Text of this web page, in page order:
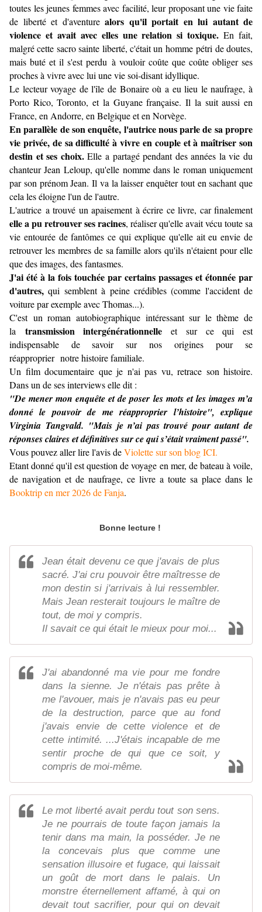
toutes les jeunes femmes avec facilité, leur proposant une vie faite
de liberté et d'aventurealors qu'il portait en lui autant de
violence et avait avec elles une relation si toxique. En fait,
malgré cette sacro sainte liberté, c'était un homme pétri de doutes,
mais buté et il s'est perdu à vouloir coûte que coûte obliger ses
proches à vivre avec lui une vie soi-disant idyllique.
Le lecteur voyage de l'île de Bonaire où a eu lieu le naufrage, à
Porto Rico, Toronto, et la Guyane française. Il la suit aussi en
France, en Andorre, en Belgique et en Norvège.
En parallèle de son enquête, l'autrice nous parle de sa propre
vie privée, de sa difficulté à vivre en couple et à maîtriser son
destin et ses choix.Elle a partagé pendant des années la vie du
chanteur Jean Leloup, qu'elle nomme dans le roman uniquement
par son prénom Jean. Il va la laisser enquêter tout en sachant que
cela les éloigne l'un de l'autre.
L'autrice a trouvé un apaisement à écrire ce livre, car finalement
elle a pu retrouver ses racines, réaliser qu'elle avait vécu toute sa
vie entourée de fantômes ce qui explique qu'elle ait eu envie de
retrouver les membres de sa famille alors qu'ils n'étaient pour elle
que des images, des fantasmes.
J'ai été à la fois touchée par certains passages et étonnée par
d'autres, qui semblent à peine crédibles (comme l'accident de
voiture par exemple avec Thomas...).
C'est un roman autobiographique intéressant sur le thème de
la transmission intergénérationnelle et sur ce qui est
indispensable de savoir sur nos origines pour se
réapproprier notre histoire familiale.
Un film documentaire que je n'ai pas vu, retrace son histoire.
Dans un de ses interviews elle dit :
"De mener mon enquête et de poser les mots et les images m’a
donné le pouvoir de me réapproprier l’histoire", explique
Virginia Tangvald. "Mais je n’ai pas trouvé pour autant de
réponses claires et définitives sur ce qui s’était vraiment passé".
Vous pouvez aller lire l'avis deViolette sur son blog ICI.
Etant donné qu'il est question de voyage en mer, de bateau à voile,
de navigation et de naufrage, ce livre a toute sa place dans le
Booktrip en mer 2026 de Fanja.
Bonne lecture !
Jean était devenu ce que j'avais de plus
sacré. J'ai cru pouvoir être maîtresse de
mon destin si j'arrivais à lui ressembler.
Mais Jean resterait toujours le maître de
tout, de moi y compris.
Il savait ce qui était le mieux pour moi...
J'ai abandonné ma vie pour me fondre
dans la sienne. Je n'étais pas prête à
me l'avouer, mais je n'avais pas eu peur
de la destruction, parce que au fond
j'avais envie de cette violence et de
cette intimité. ...J'étais incapable de me
sentir proche de qui que ce soit, y
compris de moi-même.
Le mot liberté avait perdu tout son sens.
Je ne pourrais de toute façon jamais la
tenir dans ma main, la posséder. Je ne
la concevais plus que comme une
sensation illusoire et fugace, qui laissait
un goût de mort dans le palais. Un
monstre éternellement affamé, à qui on
devait tout sacrifier, pour qui on devait